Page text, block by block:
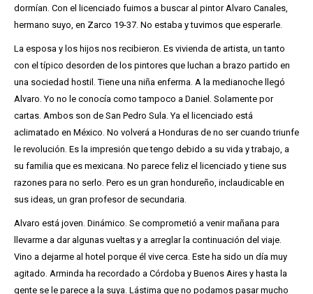
dormían. Con el licenciado fuimos a buscar al pintor Alvaro Canales,
hermano suyo, en Zarco 19-37. No estaba y tuvimos que esperarle.
La esposa y los hijos nos recibieron. Es vivienda de artista, un tanto
con el típico desorden de los pintores que luchan a brazo partido en
una sociedad hostil. Tiene una niña enferma. A la medianoche llegó
Alvaro. Yo no le conocía como tampoco a Daniel. Solamente por
cartas. Ambos son de San Pedro Sula. Ya el licenciado está
aclimatado en México. No volverá a Honduras de no ser cuando triunfe
le revolución. Es la impresión que tengo debido a su vida y trabajo, a
su familia que es mexicana. No parece feliz el licenciado y tiene sus
razones para no serlo. Pero es un gran hondureño, inclaudicable en
sus ideas, un gran profesor de secundaria.
Alvaro está joven. Dinámico. Se comprometió a venir mañana para
llevarme a dar algunas vueltas y a arreglar la continuación del viaje.
Vino a dejarme al hotel porque él vive cerca. Este ha sido un día muy
agitado. Arminda ha recordado a Córdoba y Buenos Aires y hasta la
gente se le parece a la suya. Lástima que no podamos pasar mucho